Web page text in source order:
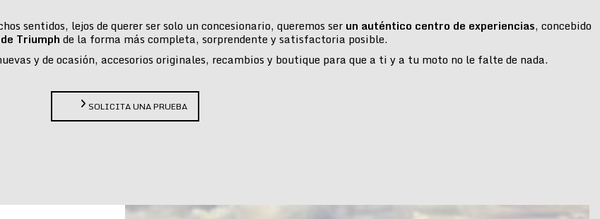
sentidos, lejos de querer ser solo un concesionario, queremos ser un auténtico centro de experiencias, concebido
Triumph de la forma más completa, sorprendente y satisfactoria posible.
y de ocasión, accesorios originales, recambios y boutique para que a ti y a tu moto no le falte de nada.
SOLICITA UNA PRUEBA